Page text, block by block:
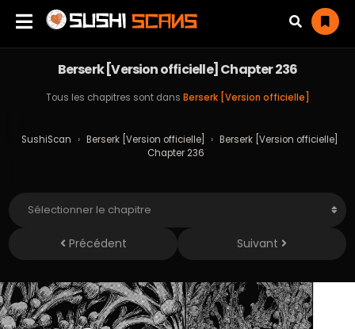
Berserk [Version officielle] Chapter 236
Tous les chapitres sont dans Berserk [Version officielle]
SushiScan › Berserk [Version officielle] › Berserk [Version officielle]
Chapter 236
Précédent Suivant